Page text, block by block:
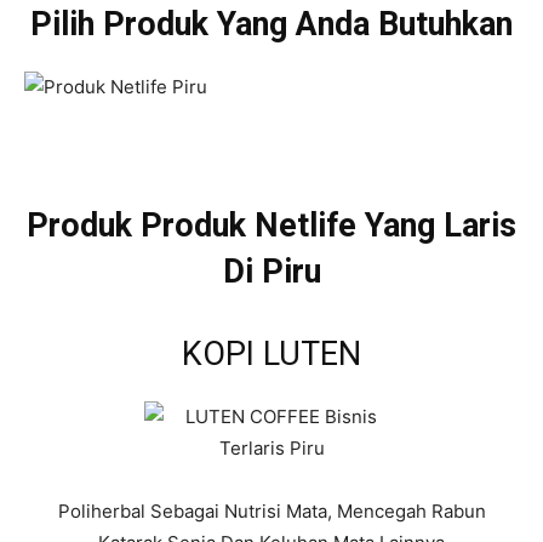
Pilih Produk Yang Anda Butuhkan
Produk Produk Netlife Yang Laris
Di Piru
KOPI LUTEN
Poliherbal Sebagai Nutrisi Mata, Mencegah Rabun